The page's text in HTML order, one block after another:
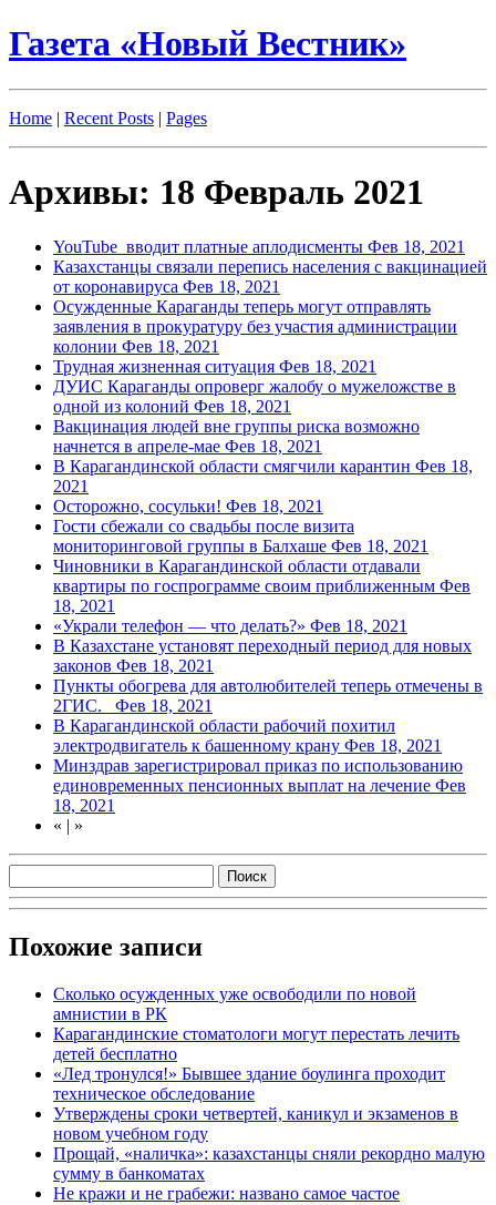
Газета «Новый Вестник»
Home | Recent Posts | Pages
Архивы: 18 Февраль 2021
YouTube вводит платные аплодисменты Фев 18, 2021
Казахстанцы связали перепись населения с вакцинацией
от коронавируса Фев 18, 2021
Осужденные Караганды теперь могут отправлять
заявления в прокуратуру без участия администрации
колонии Фев 18, 2021
Трудная жизненная ситуация Фев 18, 2021
ДУИС Караганды опроверг жалобу о мужеложстве в
одной из колоний Фев 18, 2021
Вакцинация людей вне группы риска возможно
начнется в апреле-мае Фев 18, 2021
В Карагандинской области смягчили карантин Фев 18,
2021
Осторожно, сосульки! Фев 18, 2021
Гости сбежали со свадьбы после визита
мониторинговой группы в Балхаше Фев 18, 2021
Чиновники в Карагандинской области отдавали
квартиры по госпрограмме своим приближенным Фев
18, 2021
«Украли телефон — что делать?» Фев 18, 2021
В Казахстане установят переходный период для новых
законов Фев 18, 2021
Пункты обогрева для автолюбителей теперь отмечены в
2ГИС. Фев 18, 2021
В Карагандинской области рабочий похитил
электродвигатель к башенному крану Фев 18, 2021
Минздрав зарегистрировал приказ по использованию
единовременных пенсионных выплат на лечение Фев
18, 2021
« | »
Похожие записи
Сколько осужденных уже освободили по новой
амнистии в РК
Карагандинские стоматологи могут перестать лечить
детей бесплатно
«Лед тронулся!» Бывшее здание боулинга проходит
техническое обследование
Утверждены сроки четвертей, каникул и экзаменов в
новом учебном году
Прощай, «наличка»: казахстанцы сняли рекордно малую
сумму в банкоматах
Не кражи и не грабежи: названо самое частое